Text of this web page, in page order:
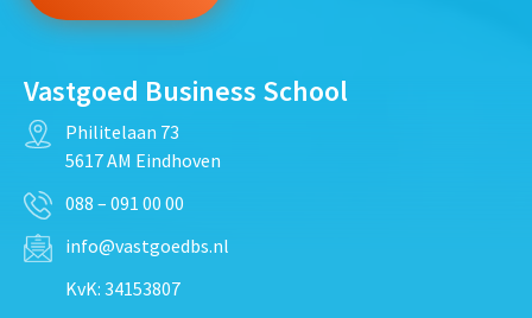
Vastgoed Business School
Philitelaan 73
5617 AM Eindhoven
088 – 091 00 00
info@vastgoedbs.nl
KvK: 34153807